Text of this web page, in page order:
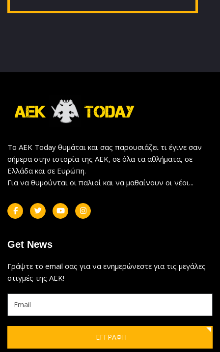
Το AEK Today θυμάται και σας παρουσιάζει τι έγινε σαν
σήμερα στην ιστορία της ΑΕΚ, σε όλα τα αθλήματα, σε
Ελλάδα και σε Ευρώπη.
Για να θυμούνται οι παλιοί και να μαθαίνουν οι νέοι...
Get News
Γράψτε το email σας για να ενημερώνεστε για τις μεγάλες
στιγμές της ΑΕΚ!
ΕΓΓΡΑΦΗ